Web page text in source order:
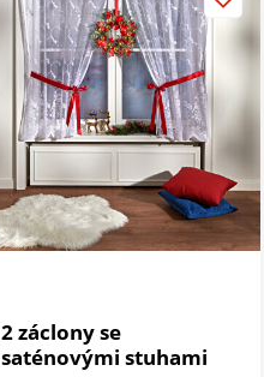
2 záclony se
saténovými stuhami